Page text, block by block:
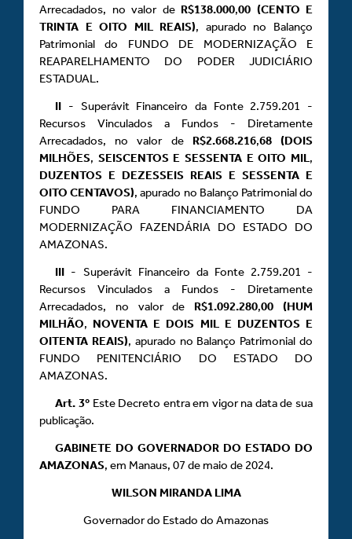
Arrecadados, no valor de R$138.000,00 (CENTO E
TRINTA E OITO MIL REAIS), apurado no Balanço
Patrimonial do FUNDO DE MODERNIZAÇÃO E
REAPARELHAMENTO DO PODER JUDICIÁRIO
ESTADUAL.
II - Superávit Financeiro da Fonte 2.759.201 -
Recursos Vinculados a Fundos - Diretamente
Arrecadados, no valor de R$2.668.216,68 (DOIS
MILHÕES, SEISCENTOS E SESSENTA E OITO MIL,
DUZENTOS E DEZESSEIS REAIS E SESSENTA E
OITO CENTAVOS), apurado no Balanço Patrimonial do
FUNDO PARA FINANCIAMENTO DA
MODERNIZAÇÃO FAZENDÁRIA DO ESTADO DO
AMAZONAS.
III - Superávit Financeiro da Fonte 2.759.201 -
Recursos Vinculados a Fundos - Diretamente
Arrecadados, no valor de R$1.092.280,00 (HUM
MILHÃO, NOVENTA E DOIS MIL E DUZENTOS E
OITENTA REAIS), apurado no Balanço Patrimonial do
FUNDO PENITENCIÁRIO DO ESTADO DO
AMAZONAS.
Art. 3ºEste Decreto entra em vigor na data de sua
publicação.
GABINETE DO GOVERNADOR DO ESTADO DO
AMAZONAS, em Manaus, 07 de maio de 2024.
WILSON MIRANDA LIMA
Governador do Estado do Amazonas